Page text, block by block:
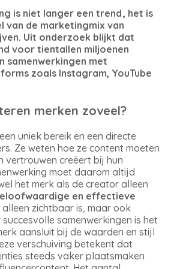
is niet langer een trend , het is
van de marketingmix van
Uit onderzoek blijkt dat
voor tientallen miljoenen
samenwerkingen met
zoals Instagram, YouTube
merken zoveel?
uniek bereik en een directe
Ze weten hoe ze content moeten
vertrouwen creëert bij hun
moet daarom altijd
het merk als de creator alleen
en effectieve
alleen zichtbaar is, maar ook
samenwerkingen is het
aansluit bij de waarden en stijl
verschuiving betekent dat
steeds vaker plaatsmaken